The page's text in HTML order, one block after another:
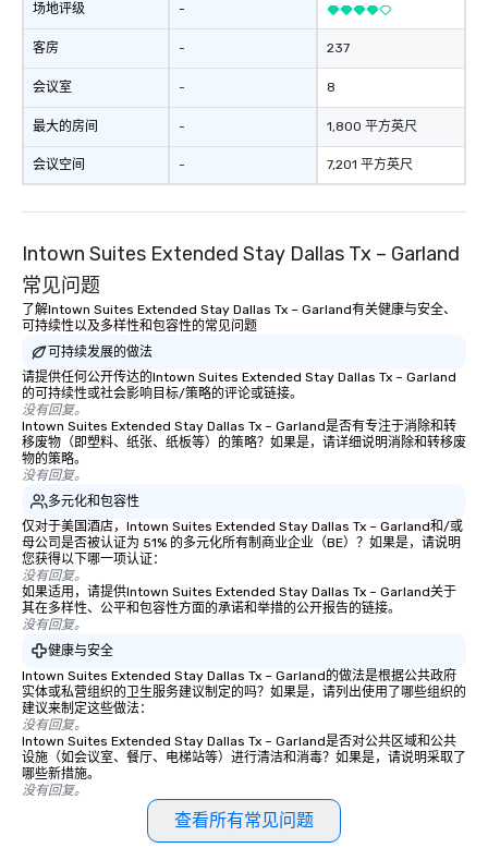
场地评级
客房
会议室
最大的房间
会议空间
-
-
-
-
-
237
8
1,800 平方英尺
7,201 平方英尺
Intown Suites Extended Stay Dallas Tx – Garland
常见问题
了解Intown Suites Extended Stay Dallas Tx – Garland有关健康与安全、
可持续性以及多样性和包容性的常见问题
可持续发展的做法
请提供任何公开传达的Intown Suites Extended Stay Dallas Tx – Garland
的可持续性或社会影响目标/策略的评论或链接。
没有回复。
Intown Suites Extended Stay Dallas Tx – Garland是否有专注于消除和转
移废物（即塑料、纸张、纸板等）的策略？如果是，请详细说明消除和转移废
物的策略。
没有回复。
多元化和包容性
仅对于美国酒店，Intown Suites Extended Stay Dallas Tx – Garland和/或
母公司是否被认证为 51% 的多元化所有制商业企业（BE）？如果是，请说明
您获得以下哪一项认证：
没有回复。
如果适用，请提供Intown Suites Extended Stay Dallas Tx – Garland关于
其在多样性、公平和包容性方面的承诺和举措的公开报告的链接。
没有回复。
健康与安全
Intown Suites Extended Stay Dallas Tx – Garland的做法是根据公共政府
实体或私营组织的卫生服务建议制定的吗？如果是，请列出使用了哪些组织的
建议来制定这些做法：
没有回复。
Intown Suites Extended Stay Dallas Tx – Garland是否对公共区域和公共
设施（如会议室、餐厅、电梯站等）进行清洁和消毒？如果是，请说明采取了
哪些新措施。
没有回复。
查看所有常见问题